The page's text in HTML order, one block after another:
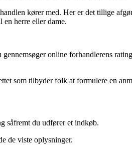
kører med. Her er det tillige
herre eller dame.
online forhandlerens
som tilbyder folk at formulere en
såfremt du udfører et indkøb.
de viste oplysninger.